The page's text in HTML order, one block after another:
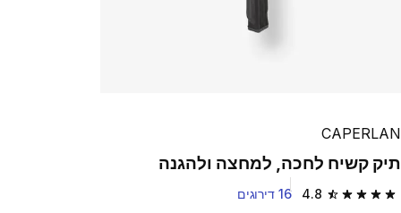
CAPERLAN
תיק קשיח לחכה, למחצה ולהגנה
4.8 4.8 out of 5 stars from 16 reviews 16 דירוגים